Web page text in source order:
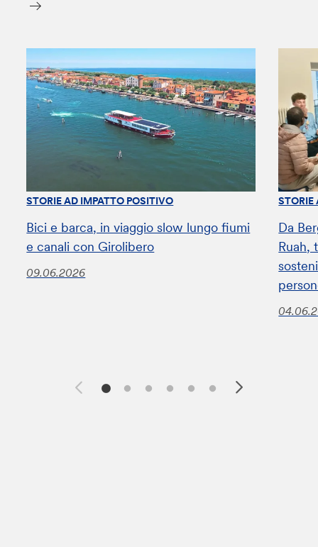
STORIE AD IMPATTO POSITIVO
Bici e barca, in viaggio slow lungo fiumi
e canali con Girolibero
09.06.2026
STORIE
Da
Ruah,